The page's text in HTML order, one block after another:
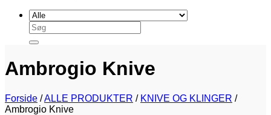
Søg
efter:
Ambrogio Knive
Forside /ALLE PRODUKTER / KNIVE OG KLINGER /
Ambrogio Knive